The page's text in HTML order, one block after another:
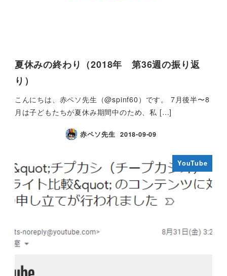
夏休みの終わり（2018年 第36週の振り返
り）
こんにちは、赤ペソ先生（@spinf60）です。 7月後半〜8
月は子どもたちが夏休み期間中のため、私 […]
赤ペソ先生 2018-09-09
YouTube